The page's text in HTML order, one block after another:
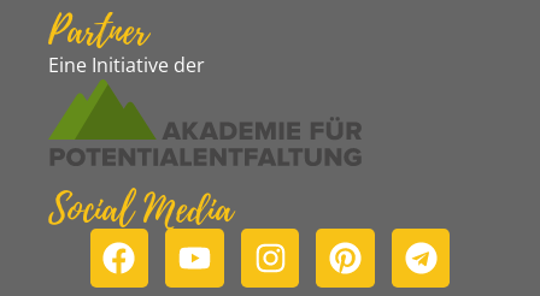
Partner
Eine Initiative der
Social Media